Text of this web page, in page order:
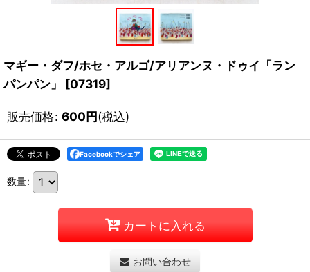
マギー・ダフ/ホセ・アルゴ/アリアンヌ・ドゥイ「ラン
パンパン」
[07319]
販売価格: 600円(税込)
Facebookでシェア
数量:
カートに入れる
お問い合わせ